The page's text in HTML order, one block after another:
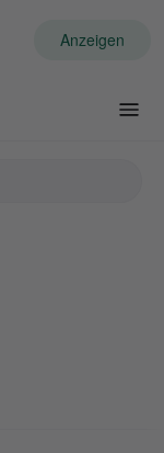
Anzeigen